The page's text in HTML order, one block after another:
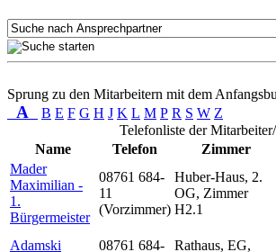
Sprung zu den Mitarbeitern mit dem
A B E F G H J K L M P R S W Z
Telefonliste der
Name
Telefon Zimmer
Mader
Maximilian -
1.
Bürgermeister
08761 684-
11
(Vorzimmer)
Huber-Haus, 2.
OG, Zimmer
H2.1
Adamski
08761 684-
Rathaus, EG,